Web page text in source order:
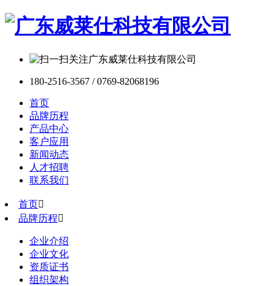
180-2516-3567 / 0769-82068196
首页
品牌历程
产品中心
客户应用
新闻动态
人才招聘
联系我们
首页
品牌历程
企业介绍
企业文化
资质证书
组织架构